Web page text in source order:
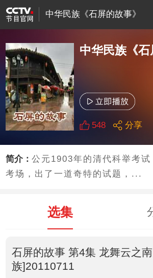
中华民族《石屏的故事》
中华民族《石
548 分享
简介：公元1903年的清代科举考试
考场，出了一道奇特的试题，...
选集
石屏的故事 第4集 龙舞云之
族]20110711